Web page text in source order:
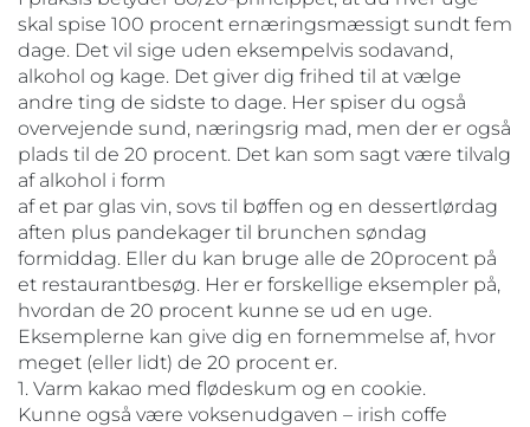
skal spise 100 procent ernæringsmæssigt sundt fem
dage. Det vil sige uden eksempelvis sodavand,
alkohol og kage. Det giver dig frihed til at vælge
andre ting de sidste to dage. Her spiser du også
overvejende sund, næringsrig mad, men der er også
plads til de 20 procent. Det kan som sagt være tilvalg
af alkohol i form
af et par glas vin, sovs til bøffen og en dessertlørdag
aften plus pandekager til brunchen søndag
formiddag. Eller du kan bruge alle de 20procent på
et restaurantbesøg. Her er forskellige eksempler på,
hvordan de 20 procent kunne se ud en uge.
Eksemplerne kan give dig en fornemmelse af, hvor
meget (eller lidt) de 20 procent er.
1. Varm kakao med flødeskum og en cookie.
Kunne også være voksenudgaven – irish coffe